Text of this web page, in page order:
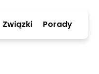
Związki Porady